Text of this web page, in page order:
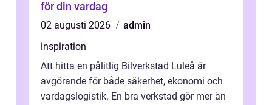
för din vardag
02 augusti 2026
admin
inspiration
Att hitta en pålitlig Bilverkstad Luleå är
avgörande för både säkerhet, ekonomi och
vardagslogistik. En bra verkstad gör mer än